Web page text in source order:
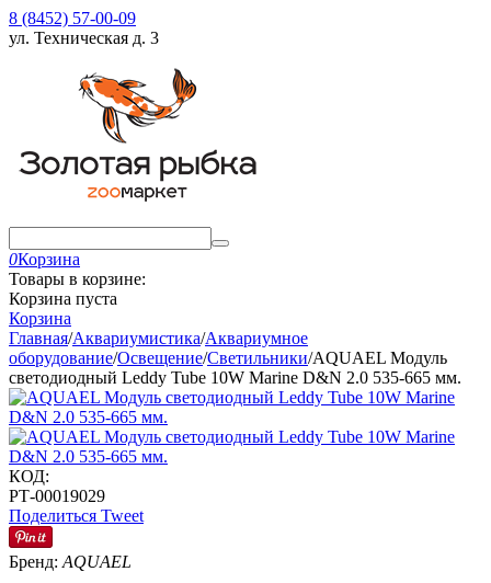
8 (8452) 57-00-09
ул. Техническая д. 3
0Корзина
Товары в корзине:
Корзина пуста
Корзина
Главная/Аквариумистика/Аквариумное
оборудование/Освещение/Светильники/AQUAEL Модуль
светодиодный Leddy Tube 10W Marine D&N 2.0 535-665 мм.
КОД:
РТ-00019029
Поделиться Tweet
Бренд: AQUAEL